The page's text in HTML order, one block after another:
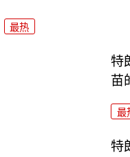
最热
特
苗
最
特